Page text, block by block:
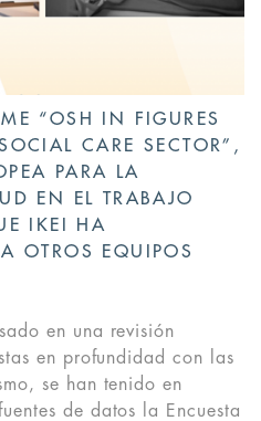
“OSH IN FIGURES
CARE SECTOR”,
PARA LA
EN EL TRABAJO
IKEI HA
OTROS EQUIPOS
en una revisión
en profundidad con las
se han tenido en
de datos la Encuesta